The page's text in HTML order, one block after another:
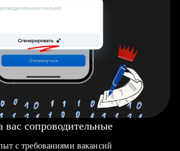
сопроводительные
с требованиями вакансий